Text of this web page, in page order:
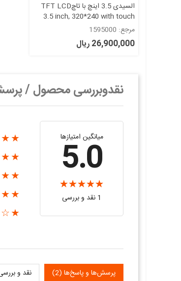
السیدی 3.5 اینچ با تاچTFT LCD
3.5 inch, 320*240 with touch
+A
مرجع: 1595000
26,900,000 ریال
نقدوبررسی محصول /
میانگین امتیازها
5.0
1 نقد و بررسی
نقد و پرسش‌ها و پاسخ‌ها (2)